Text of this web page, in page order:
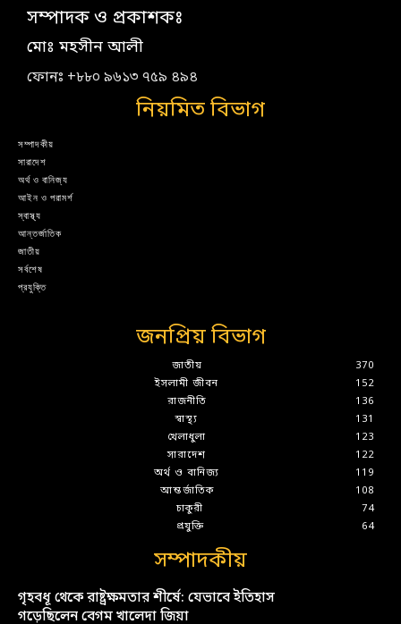
সম্পাদক ও প্রকাশকঃ
মোঃ মহসীন আলী
ফোনঃ +৮৮০ ৯৬১৩ ৭৫৯ ৪৯৪
নিয়মিত বিভাগ
সম্পাদকীয়
সারাদেশ
অর্থ ও বানিজ্য
আইন ও পরামর্শ
স্বাস্থ্য
আন্তর্জাতিক
জাতীয়
সর্বশেষ
প্রযুক্তি
জনপ্রিয় বিভাগ
জাতীয়
370
ইসলামী জীবন
152
রাজনীতি
136
স্বাস্থ্য
131
খেলাধুলা
123
সারাদেশ
122
অর্থ ও বানিজ্য
119
আন্তর্জাতিক
108
চাকুরী
74
প্রযুক্তি
64
সম্পাদকীয়
গৃহবধূ থেকে রাষ্ট্রক্ষমতার শীর্ষে: যেভাবে ইতিহাস
গড়েছিলেন বেগম খালেদা জিয়া